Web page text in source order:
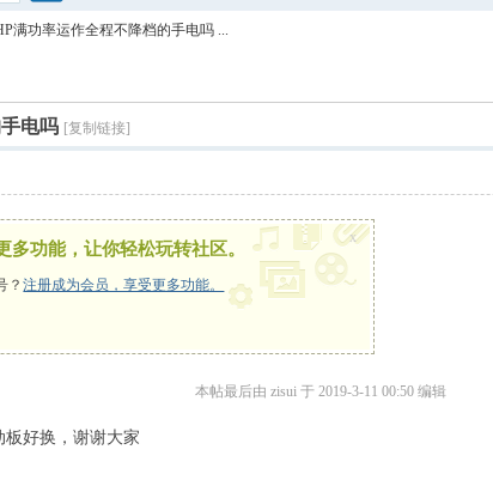
搜
索
满功率运作全程不降档的手电吗 ...
电吗 [复制链接]
功能，让你轻松玩转社区。
？注册成为会员，享受更多功能。
x
本帖最后由 zisui 于 2019-3-11 00:50 编辑
好换，谢谢大家